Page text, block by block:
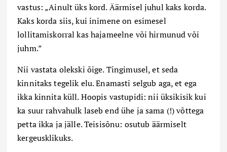
vastus: „Ainult üks kord. Äärmisel juhul kaks korda.
Kaks korda siis, kui inimene on esimesel
lollitamiskorral kas hajameelne või hirmunud või
juhm.”
Nii vastata olekski õige. Tingimusel, et seda
kinnitaks tegelik elu. Enamasti selgub aga, et ega
ikka kinnita küll. Hoopis vastupidi: nii üksikisik kui
ka suur rahvahulk laseb end ühe ja sama (!) võttega
petta ikka ja jälle. Teisisõnu: osutub äärmiselt
kergeusklikuks.